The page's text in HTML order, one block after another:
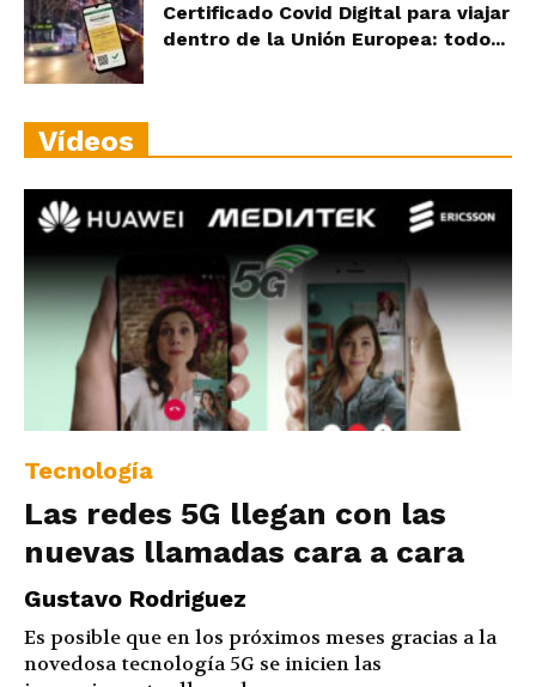
Certificado Covid Digital para viajar
dentro de la Unión Europea: todo...
Vídeos
Tecnología
Las redes 5G llegan con las
nuevas llamadas cara a cara
Gustavo Rodriguez
Es posible que en los próximos meses gracias a la
novedosa tecnología 5G se inicien las